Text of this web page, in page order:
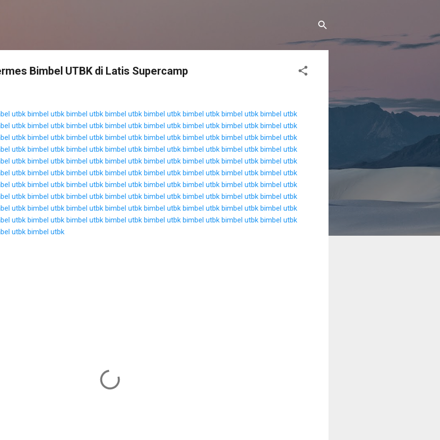
Bimbel UTBK di Latis Supercamp
utbk bimbel utbk bimbel utbk bimbel utbk bimbel utbk bimbel utbk bimbel utbk bimbel utbk
utbk bimbel utbk bimbel utbk bimbel utbk bimbel utbk bimbel utbk bimbel utbk bimbel utbk
utbk bimbel utbk bimbel utbk bimbel utbk bimbel utbk bimbel utbk bimbel utbk bimbel utbk
utbk bimbel utbk bimbel utbk bimbel utbk bimbel utbk bimbel utbk bimbel utbk bimbel utbk
utbk bimbel utbk bimbel utbk bimbel utbk bimbel utbk bimbel utbk bimbel utbk bimbel utbk
utbk bimbel utbk bimbel utbk bimbel utbk bimbel utbk bimbel utbk bimbel utbk bimbel utbk
utbk bimbel utbk bimbel utbk bimbel utbk bimbel utbk bimbel utbk bimbel utbk bimbel utbk
utbk bimbel utbk bimbel utbk bimbel utbk bimbel utbk bimbel utbk bimbel utbk bimbel utbk
utbk bimbel utbk bimbel utbk bimbel utbk bimbel utbk bimbel utbk bimbel utbk bimbel utbk
utbk bimbel utbk bimbel utbk bimbel utbk bimbel utbk bimbel utbk bimbel utbk bimbel utbk
utbk bimbel utbk